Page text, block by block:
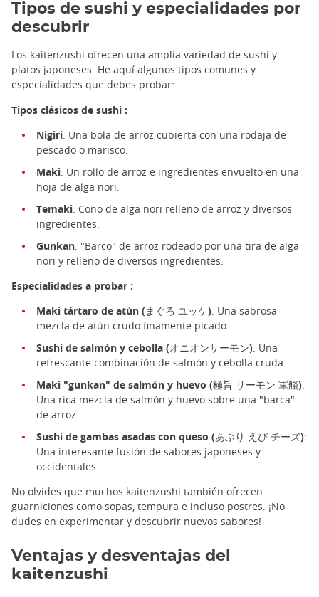
Tipos de sushi y especialidades por
descubrir
Los kaitenzushi ofrecen una amplia variedad de sushi y
platos japoneses. He aquí algunos tipos comunes y
especialidades que debes probar:
Tipos clásicos de sushi :
Nigiri: Una bola de arroz cubierta con una rodaja de
pescado o marisco.
Maki: Un rollo de arroz e ingredientes envuelto en una
hoja de alga nori.
Temaki: Cono de alga nori relleno de arroz y diversos
ingredientes.
Gunkan: "Barco" de arroz rodeado por una tira de alga
nori y relleno de diversos ingredientes.
Especialidades a probar :
Maki tártaro de atún (まぐろ ユッケ): Una sabrosa
mezcla de atún crudo finamente picado.
Sushi de salmón y cebolla (オニオンサーモン): Una
refrescante combinación de salmón y cebolla cruda.
Maki "gunkan" de salmón y huevo (極旨 サーモン 軍艦):
Una rica mezcla de salmón y huevo sobre una "barca"
de arroz.
Sushi de gambas asadas con queso (あぶり えび チーズ):
Una interesante fusión de sabores japoneses y
occidentales.
No olvides que muchos kaitenzushi también ofrecen
guarniciones como sopas, tempura e incluso postres. ¡No
dudes en experimentar y descubrir nuevos sabores!
Ventajas y desventajas del
kaitenzushi